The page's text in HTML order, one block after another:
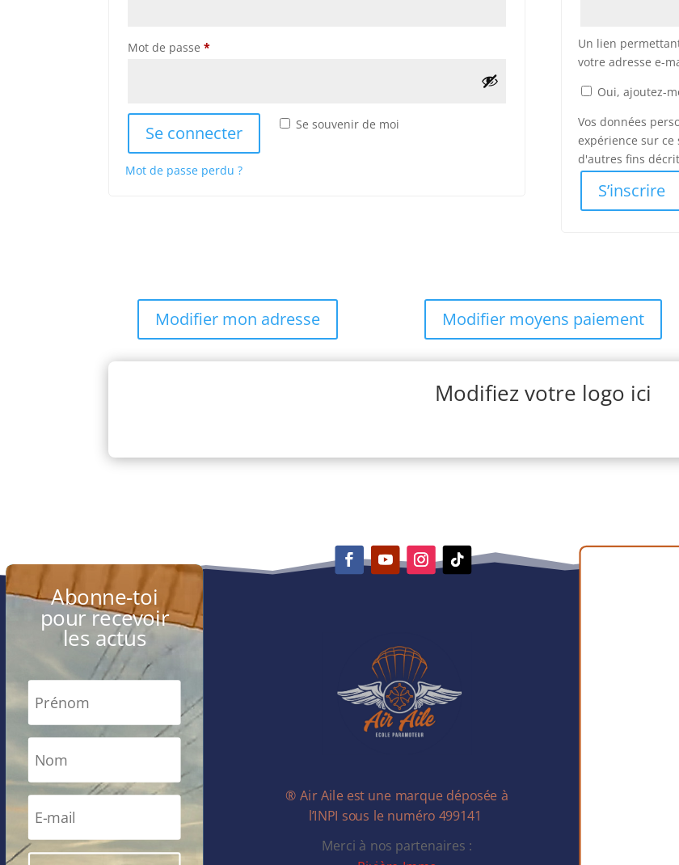
Mot de passe*Obligatoire
Se souvenir de moi
Se connecter
Mot de passe perdu ?
Un lien
votre adresse e-
Oui, ajoutez-
Vos données
expérience sur ce
d'autres fins
S’inscrire
Modifier mon adresse Modifier moyens paiement
Modifiez votre logo ici
Abonne-toi
pour recevoir
les actus
® Air Aile est une marque déposée à
l’INPI sous le numéro 499141
Merci à nos partenaires :